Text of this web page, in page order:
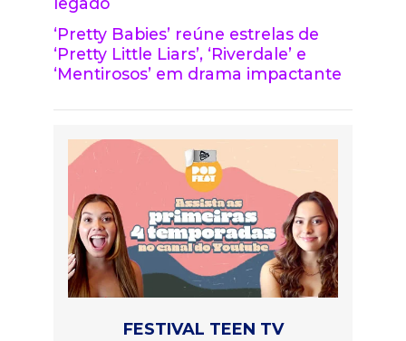
‘Pretty Babies’ reúne estrelas de
‘Pretty Little Liars’, ‘Riverdale’ e
‘Mentirosos’ em drama impactante
FESTIVAL TEEN TV